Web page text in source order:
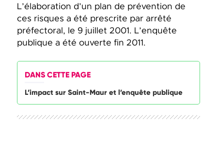
L’élaboration d’un plan de prévention de
ces risques a été prescrite par arrêté
préfectoral, le 9 juillet 2001. L’enquête
publique a été ouverte fin 2011.
DANS CETTE PAGE
L’impact sur Saint-Maur et l’enquête publique